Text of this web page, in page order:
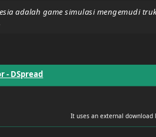
adalah game simulasi mengemudi
- DSpread
It uses an external